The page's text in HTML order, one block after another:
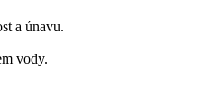
a únavu.
vody.